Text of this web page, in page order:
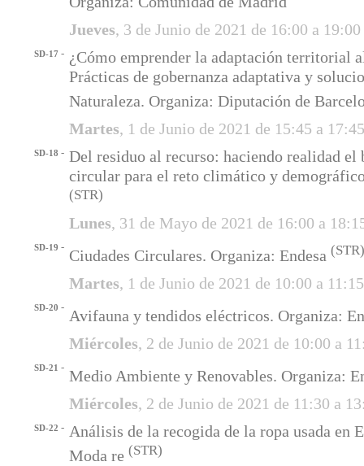
Jueves, 3 de Junio de 2021 de 16:00 a
SD-17 - ¿Cómo emprender la adaptación territorial
Prácticas de gobernanza adaptativa y
Naturaleza. Organiza: Diputación de
Martes, 1 de Junio de 2021 de 15:45 a
SD-18 - Del residuo al recurso: haciendo realidad el
circular para el reto climático y
(STR)
Lunes, 31 de Mayo de 2021 de 16:00 a
SD-19 - Ciudades Circulares. Organiza: Endesa (STR)
Martes, 1 de Junio de 2021 de 10:00 a
SD-20 - Avifauna y tendidos eléctricos. Organiza:
Miércoles, 2 de Junio de 2021 de 10:00 a
SD-21 - Medio Ambiente y Renovables. Organiza:
Miércoles, 2 de Junio de 2021 de 11:30 a
SD-22 - Análisis de la recogida de la ropa usada en
Moda re (STR)